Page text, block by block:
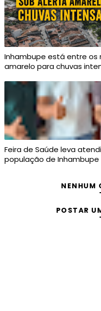
Inhambupe está entre os
amarelo para chuvas
Feira de Saúde leva
população de Inhambupe
NENHUM
POSTAR